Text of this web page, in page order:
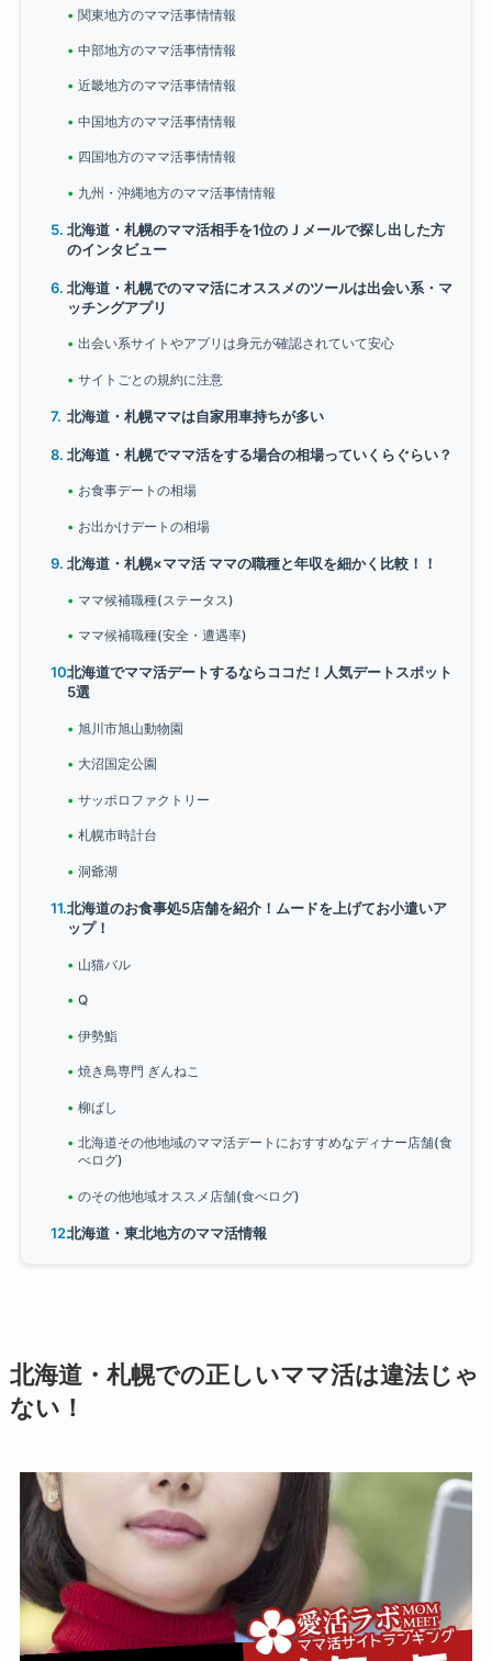
関東地方のママ活事情情報
中部地方のママ活事情情報
近畿地方のママ活事情情報
中国地方のママ活事情情報
四国地方のママ活事情情報
九州・沖縄地方のママ活事情情報
北海道・札幌のママ活相手を1位のＪメールで探し出した方
のインタビュー
北海道・札幌でのママ活にオススメのツールは出会い系・マ
ッチングアプリ
出会い系サイトやアプリは身元が確認されていて安心
サイトごとの規約に注意
北海道・札幌ママは自家用車持ちが多い
北海道・札幌でママ活をする場合の相場っていくらぐらい？
お食事デートの相場
お出かけデートの相場
北海道・札幌×ママ活 ママの職種と年収を細かく比較！！
ママ候補職種(ステータス)
ママ候補職種(安全・遭遇率)
北海道でママ活デートするならココだ！人気デートスポット
5選
旭川市旭山動物園
大沼国定公園
サッポロファクトリー
札幌市時計台
洞爺湖
北海道のお食事処5店舗を紹介！ムードを上げてお小遣いア
ップ！
山猫バル
Q
伊勢鮨
焼き鳥専門 ぎんねこ
柳ばし
北海道その他地域のママ活デートにおすすめなディナー店舗(食
べログ)
のその他地域オススメ店舗(食べログ)
北海道・東北地方のママ活情報
北海道・札幌での正しいママ活は違法じゃ
ない！